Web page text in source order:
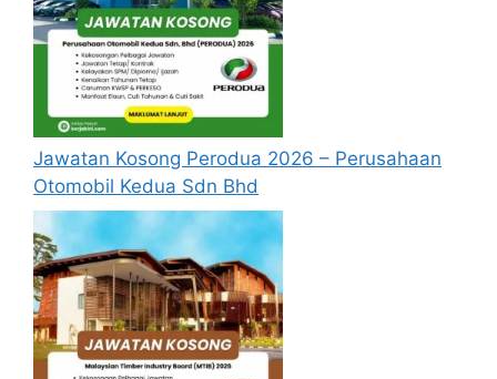
Jawatan Kosong Perodua 2026 – Perusahaan
Otomobil Kedua Sdn Bhd